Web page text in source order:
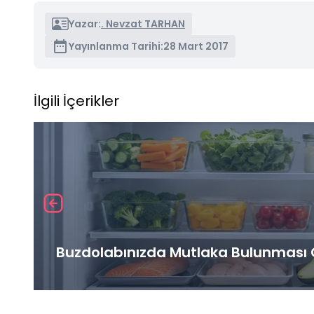
Yazar:. Nevzat TARHAN
Yayınlanma Tarihi:28 Mart 2017
İlgili İçerikler
Buzdolabınızda Mutlaka Bulunması